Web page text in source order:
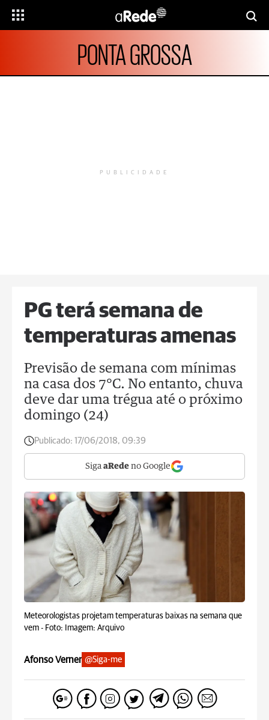
PONTA GROSSA
PUBLICIDADE
PG terá semana de
temperaturas amenas
Previsão de semana com mínimas
na casa dos 7°C. No entanto, chuva
deve dar uma trégua até o próximo
domingo (24)
Publicado: 17/06/2018, 09:39
Siga aRede no Google
Meteorologistas projetam temperaturas baixas na semana que
vem - Foto: Imagem: Arquivo
Afonso Verner @Siga-me